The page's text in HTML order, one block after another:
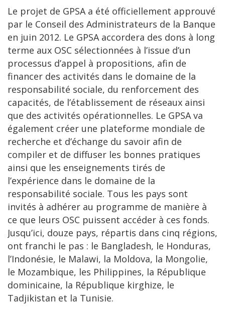
Le projet de GPSA a été officiellement approuvé
par le Conseil des Administrateurs de la Banque
en juin 2012. Le GPSA accordera des dons à long
terme aux OSC sélectionnées à l’issue d’un
processus d’appel à propositions, afin de
financer des activités dans le domaine de la
responsabilité sociale, du renforcement des
capacités, de l’établissement de réseaux ainsi
que des activités opérationnelles. Le GPSA va
également créer une plateforme mondiale de
recherche et d’échange du savoir afin de
compiler et de diffuser les bonnes pratiques
ainsi que les enseignements tirés de
l’expérience dans le domaine de la
responsabilité sociale. Tous les pays sont
invités à adhérer au programme de manière à
ce que leurs OSC puissent accéder à ces fonds.
Jusqu’ici, douze pays, répartis dans cinq régions,
ont franchi le pas : le Bangladesh, le Honduras,
l’Indonésie, le Malawi, la Moldova, la Mongolie,
le Mozambique, les Philippines, la République
dominicaine, la République kirghize, le
Tadjikistan et la Tunisie.